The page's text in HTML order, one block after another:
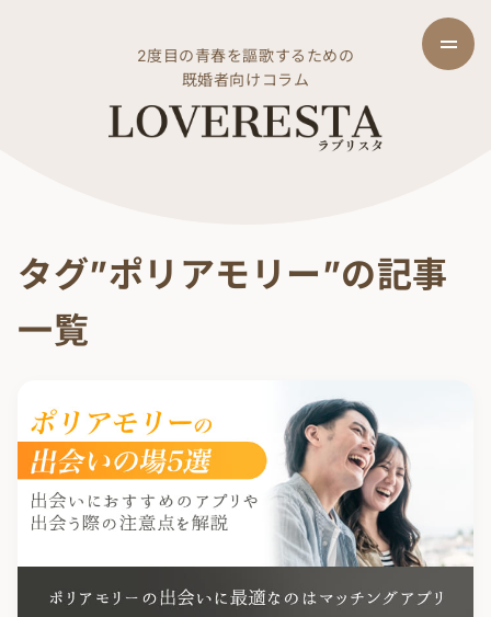
2度目の青春を謳歌するための
既婚者向けコラム
タグ”ポリアモリー”の記事
一覧